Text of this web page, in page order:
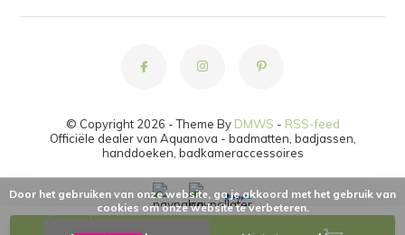
© Copyright 2026 - Theme By DMWS - RSS-feed
Officiële dealer van Aquanova - badmatten, badjassen,
handdoeken, badkameraccessoires
Door het gebruiken van onze website, ga je akkoord met het gebruik van
cookies om onze website te verbeteren.